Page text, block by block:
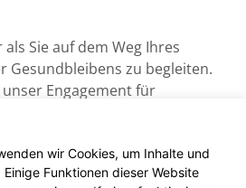
Sie auf dem Weg Ihres
Gesundbleibens zu begleiten.
Engagement für
beispielsweise der
e. V. Schauen Sie gerne
wir Cookies, um Inhalte und
Funktionen dieser Website